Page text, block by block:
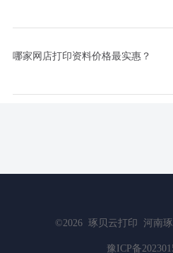
哪家网店打印资料价格最实惠？
©2026 琢贝云打印 河南
豫ICP备